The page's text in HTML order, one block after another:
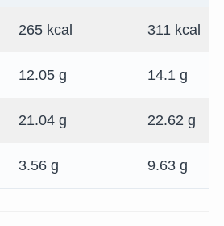
265 kcal 311 kcal
12.05 g 14.1 g
21.04 g 22.62 g
3.56 g 9.63 g